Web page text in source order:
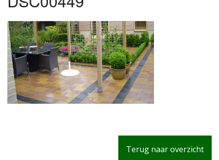
Terug naar overzicht